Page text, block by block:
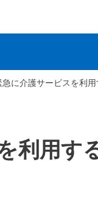
に介護サービスを利用
利用す